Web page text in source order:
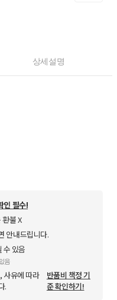
상세설명
인 필수!
불 X
안내드립니다.
수 있음
음
사유에 따라
.
반품비 책정 기
준 확인하기!